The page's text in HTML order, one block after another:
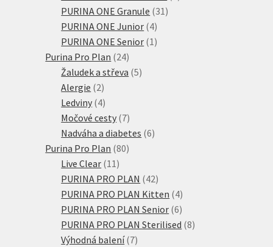
PURINA ONE Granule 31 31
PURINA ONE Junior 44
produkty
PURINA ONE Senior 1 1
Purina Pro Plan 2424
produktů
Žaludek a střeva 55
Alergie 22
produkty
Ledviny 44
produkty
Močové cesty 77
produktů
Nadváha a diabetes 66
Purina Pro Plan 8080
Live Clear 11 11
produktů
PURINA PRO PLAN 4242
produktů
PURINA PRO PLAN Kitten 44
produkty
PURINA PRO PLAN Senior 66
produktů
PURINA PRO PLAN Sterilised 88
Výhodná balení 77